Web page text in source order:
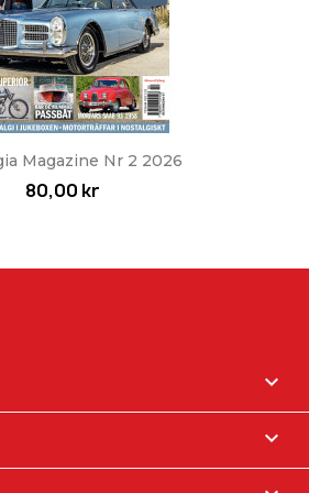
Magazine Nr 2 2026
80,00 kr

